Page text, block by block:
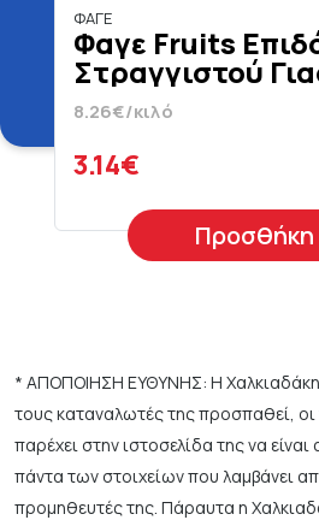
ΦΑΓΕ
Φαγε Fruits
Στραγγιστού
Φράουλα 380 gr
8.26€/κιλό
3.14€
Προσθήκη
* ΑΠΟΠΟΙΗΣΗ ΕΥΘΥΝΗΣ: Η
τους καταναλωτές της προσπαθεί,
παρέχει στην ιστοσελίδα της να είναι
πάντα των στοιχείων που λαμβάνει
προμηθευτές της. Πάραυτα η